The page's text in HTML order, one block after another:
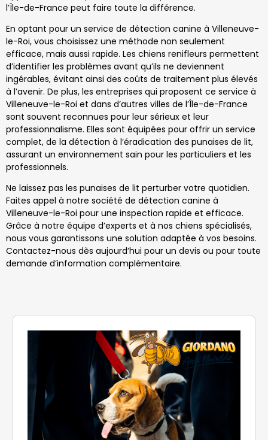
l’Île-de-France peut faire toute la différence.
En optant pour un service de détection canine à Villeneuve-
le-Roi, vous choisissez une méthode non seulement
efficace, mais aussi rapide. Les chiens renifleurs permettent
d’identifier les problèmes avant qu’ils ne deviennent
ingérables, évitant ainsi des coûts de traitement plus élevés
à l’avenir. De plus, les entreprises qui proposent ce service à
Villeneuve-le-Roi et dans d’autres villes de l’Île-de-France
sont souvent reconnues pour leur sérieux et leur
professionnalisme. Elles sont équipées pour offrir un service
complet, de la détection à l’éradication des punaises de lit,
assurant un environnement sain pour les particuliers et les
professionnels.
Ne laissez pas les punaises de lit perturber votre quotidien.
Faites appel à notre société de détection canine à
Villeneuve-le-Roi pour une inspection rapide et efficace.
Grâce à notre équipe d’experts et à nos chiens spécialisés,
nous vous garantissons une solution adaptée à vos besoins.
Contactez-nous dès aujourd’hui pour un devis ou pour toute
demande d’information complémentaire.